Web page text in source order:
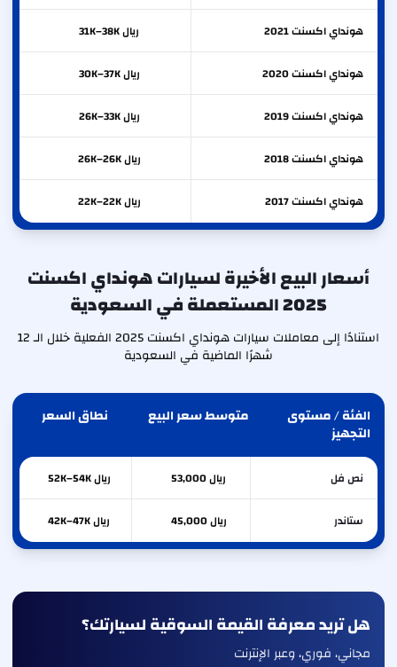
هونداياكسنت2021 ريال 31K–38K
هونداياكسنت2020 ريال 30K–37K
هونداياكسنت2019 ريال 26K–33K
هونداياكسنت2018 ريال 26K–26K
هونداياكسنت2017 ريال 22K–22K
أسعار البيع الأخيرة لسيارات هونداي اكسنت
2025 المستعملة في السعودية
استنادًا إلى معاملات سيارات هونداي اكسنت 2025 الفعلية خلال الـ 12
شهرًا الماضية في السعودية
الفئة / مستوى
التجهيز
متوسط سعر البيع نطاق السعر
نص فل ريال 53,000 ريال 52K–54K
ستاندر ريال 45,000 ريال 42K–47K
هل تريد معرفة القيمة السوقية لسيارتك؟
مجاني، فوري، وعبر الإنترنت